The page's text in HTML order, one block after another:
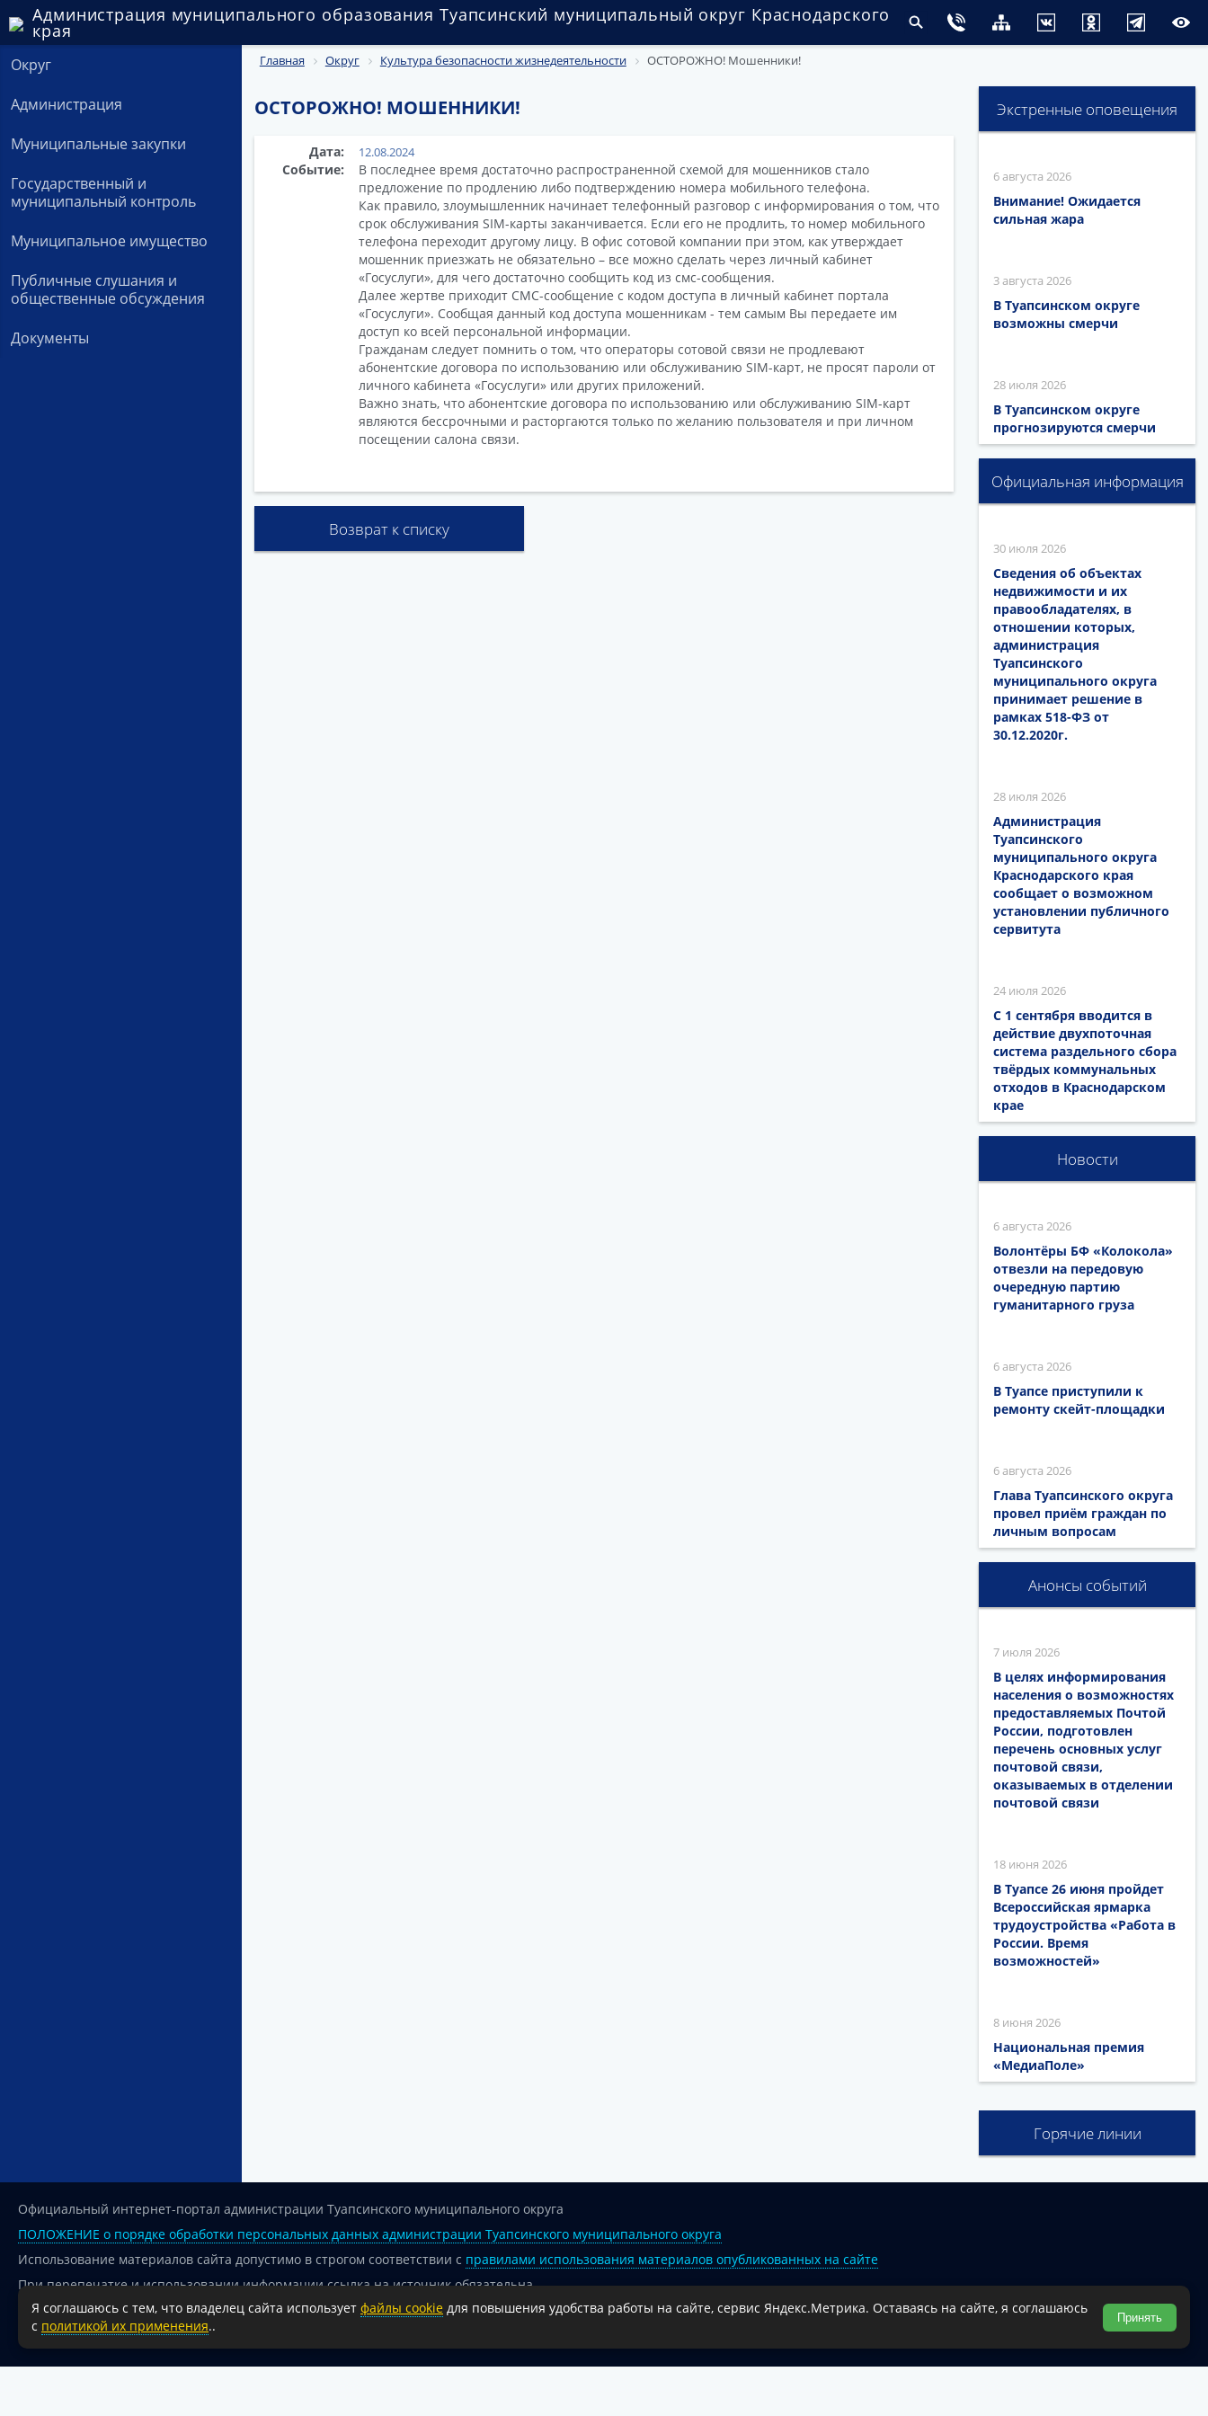
Администрация муниципального образования Туапсинский муниципальный округ Краснодарского
края
Округ
Администрация
Муниципальные закупки
Государственный и
муниципальный контроль
Муниципальное имущество
Публичные слушания и
общественные обсуждения
Документы
Главная Округ Культура безопасности жизнедеятельности ОСТОРОЖНО! Мошенники!
ОСТОРОЖНО! МОШЕННИКИ!
Дата: 12.08.2024
Событие:
В последнее время достаточно распространенной схемой для мошенников стало
предложение по продлению либо подтверждению номера мобильного телефона.
Как правило, злоумышленник начинает телефонный разговор с информирования о том, что
срок обслуживания SIM-карты заканчивается. Если его не продлить, то номер мобильного
телефона переходит другому лицу. В офис сотовой компании при этом, как утверждает
мошенник приезжать не обязательно – все можно сделать через личный кабинет
«Госуслуги», для чего достаточно сообщить код из смс-сообщения.
Далее жертве приходит CMC-сообщение с кодом доступа в личный кабинет портала
«Госуслуги». Сообщая данный код доступа мошенникам - тем самым Вы передаете им
доступ ко всей персональной информации.
Гражданам следует помнить о том, что операторы сотовой связи не продлевают
абонентские договора по использованию или обслуживанию SIM-карт, не просят пароли от
личного кабинета «Госуслуги» или других приложений.
Важно знать, что абонентские договора по использованию или обслуживанию SIM-карт
являются бессрочными и расторгаются только по желанию пользователя и при личном
посещении салона связи.
Возврат к списку
Экстренные оповещения
6 августа 2026
Внимание! Ожидается
сильная жара
3 августа 2026
В Туапсинском округе
возможны смерчи
28 июля 2026
В Туапсинском округе
прогнозируются смерчи
Официальная информация
30 июля 2026
Сведения об объектах
недвижимости и их
правообладателях, в
отношении которых,
администрация
Туапсинского
муниципального округа
принимает решение в
рамках 518-ФЗ от
30.12.2020г.
28 июля 2026
Администрация
Туапсинского
муниципального округа
Краснодарского края
сообщает о возможном
установлении публичного
сервитута
24 июля 2026
С 1 сентября вводится в
действие двухпоточная
система раздельного сбора
твёрдых коммунальных
отходов в Краснодарском
крае
Новости
6 августа 2026
Волонтёры БФ «Колокола»
отвезли на передовую
очередную партию
гуманитарного груза
6 августа 2026
В Туапсе приступили к
ремонту скейт-площадки
6 августа 2026
Глава Туапсинского округа
провел приём граждан по
личным вопросам
Анонсы событий
7 июля 2026
В целях информирования
населения о возможностях
предоставляемых Почтой
России, подготовлен
перечень основных услуг
почтовой связи,
оказываемых в отделении
почтовой связи
18 июня 2026
В Туапсе 26 июня пройдет
Всероссийская ярмарка
трудоустройства «Работа в
России. Время
возможностей»
8 июня 2026
Национальная премия
«МедиаПоле»
Горячие линии
Официальный интернет-портал администрации Туапсинского муниципального округа
ПОЛОЖЕНИЕ о порядке обработки персональных данных администрации Туапсинского муниципального округа
Использование материалов сайта допустимо в строгом соответствии с правилами использования материалов опубликованных на сайте
При перепечатке и использовании информации ссылка на источник обязательна.
Для сайтов и страниц сети Интернет обязательна активная гиперссылка на официальный интернет-портал администрации Туапсинского муниципального округа.
18+
Я соглашаюсь с тем, что владелец сайта использует файлы cookie для повышения удобства работы на сайте, сервис Яндекс.Метрика. Оставаясь на сайте, я соглашаюсь
с политикой их применения.. Принять